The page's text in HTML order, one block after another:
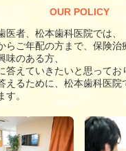
OUR POLICY
医者、松本歯科医院では、
らご年配の方まで、保険治
味のある方、
答えていきたいと思ってお
えるために、松本歯科医院
。